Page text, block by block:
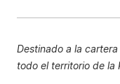
Destinado a la
todo el territorio de la